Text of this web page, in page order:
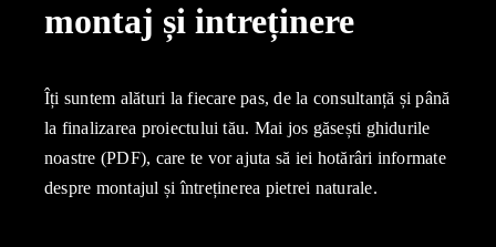
montaj și intreținere
Îți suntem alături la fiecare pas, de la consultanță și până
la finalizarea proiectului tău. Mai jos găsești ghidurile
noastre (PDF), care te vor ajuta să iei hotărâri informate
despre montajul și întreținerea pietrei naturale.